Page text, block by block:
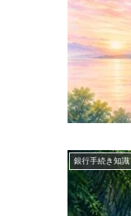
銀行手続き知識